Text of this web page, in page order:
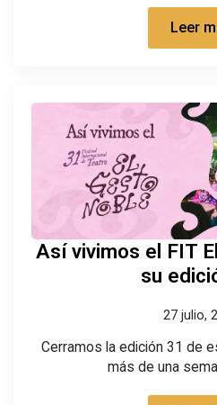
Leer
Así vivimos el FIT
su
27 julio,
Cerramos la edición 31 de
más de una